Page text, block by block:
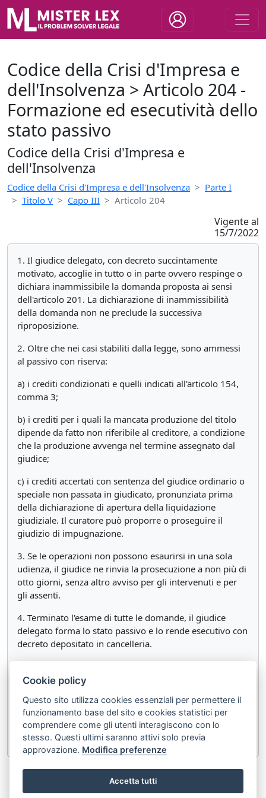
Codice della Crisi d'Impresa e
dell'Insolvenza > Articolo 204 -
Formazione ed esecutività dello
stato passivo
Codice della Crisi d'Impresa e
dell'Insolvenza
Codice della Crisi d'Impresa e dell'Insolvenza
Parte I
Titolo V
Capo III Articolo 204
Vigente al
15/7/2022
1. Il giudice delegato, con decreto succintamente
motivato, accoglie in tutto o in parte ovvero respinge o
dichiara inammissibile la domanda proposta ai sensi
dell'articolo 201. La dichiarazione di inammissibilità
della domanda non ne preclude la successiva
riproposizione.
2. Oltre che nei casi stabiliti dalla legge, sono ammessi
al passivo con riserva:
a) i crediti condizionati e quelli indicati all'articolo 154,
comma 3;
b) i crediti per i quali la mancata produzione del titolo
dipende da fatto non riferibile al creditore, a condizione
che la produzione avvenga nel termine assegnato dal
giudice;
c) i crediti accertati con sentenza del giudice ordinario o
speciale non passata in giudicato, pronunziata prima
della dichiarazione di apertura della liquidazione
giudiziale. Il curatore può proporre o proseguire il
giudizio di impugnazione.
3. Se le operazioni non possono esaurirsi in una sola
udienza, il giudice ne rinvia la prosecuzione a non più di
otto giorni, senza altro avviso per gli intervenuti e per
gli assenti.
4. Terminato l'esame di tutte le domande, il giudice
delegato forma lo stato passivo e lo rende esecutivo con
decreto depositato in cancelleria.
decisioni assunte dal tribunale all'esito dei giudizi di cui
diritto di partecipare al riparto quando il debitore ha
concesso ipoteca a garanzia di debiti altrui, producono
effetti soltanto ai fini del concorso.
Articolo 203 Articolo 205
Cookie policy
Questo sito utilizza cookies essenziali per permettere il
funzionamento base del sito e cookies statistici per
comprendere come gli utenti interagiscono con lo
stesso. Questi ultimi saranno attivi solo previa
approvazione. Modifica preferenze
Accetta tutti